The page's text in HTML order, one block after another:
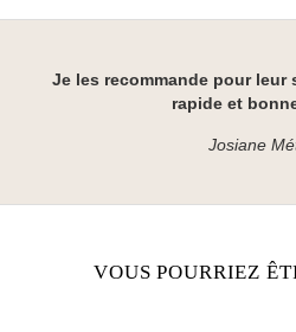
Je les recommande pour leur
rapide et
Josiane
VOUS POURRIEZ